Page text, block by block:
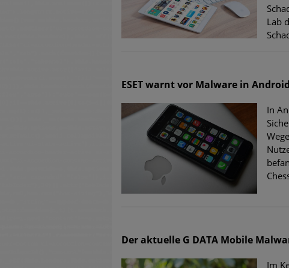
Lab
ESET warnt vor Malware in
In
Der aktuelle G DATA Mobile
Im